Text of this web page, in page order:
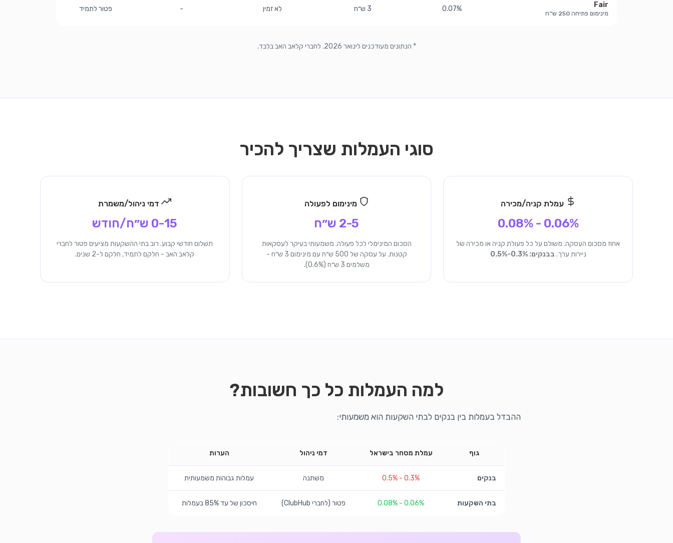
Fair
מינימום פתיחה 250 ש״ח
0.07% 3 ש״ח לא זמין - פטור לתמיד
* הנתונים מעודכנים לינואר 2026. לחברי קלאב האב בלבד.
סוגי העמלות שצריך להכיר
עמלת קניה/מכירה
0.06% - 0.08%
אחוז מסכום העסקה. משולם על כל פעולת קניה או מכירה של
ניירות ערך. בבנקים: 0.3%-0.5%
מינימום לפעולה
2-5 ש״ח
הסכום המינימלי לכל פעולה. משמעותי בעיקר לעסקאות
קטנות. על עסקה של 500 ש״ח עם מינימום 3 ש״ח -
משלמים 3 ש״ח (0.6%).
דמי ניהול/משמרת
0-15 ש״ח/חודש
תשלום חודשי קבוע. רוב בתי ההשקעות מציעים פטור לחברי
קלאב האב - חלקם לתמיד, חלקם ל-2 שנים.
למה העמלות כל כך חשובות?
ההבדל בעמלות בין בנקים לבתי השקעות הוא משמעותי:
גוף עמלת מסחר בישראל דמי ניהול הערות
בנקים 0.3% - 0.5% משתנה עמלות גבוהות משמעותית
בתי השקעות 0.06% - 0.08% פטור (לחברי ClubHub) חיסכון של עד 85% בעמלות